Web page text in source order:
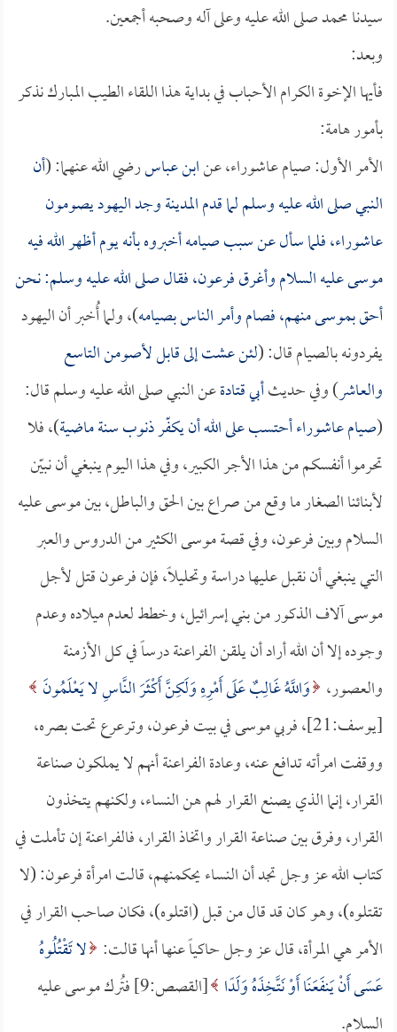
سيدنا محمد صلى الله عليه وعلى آله وصحبه أجمعين.
وبعد:
فأيها الإخوة الكرام الأحباب في بداية هذا اللقاء الطيب المبارك نذكر
بأمور هامة:
الأمر الأول: صيام عاشوراء، عنابن عباسرضي الله عنهما: (أن
النبي صلى الله عليه وسلم لما قدم المدينة وجد اليهود يصومون
عاشوراء، فلما سأل عن سبب صيامه أخبروه بأنه يوم أظهر الله فيه
موسى عليه السلام وأغرق فرعون، فقال صلى الله عليه وسلم: نحن
أحق بموسى منهم، فصام وأمر الناس بصيامه)، ولما أُخبر أن اليهود
يفردونه بالصيام قال: (لئن عشت إلى قابل لأصومن التاسع
والعاشر) وفي حديثأبي قتادةعن النبي صلى الله عليه وسلم قال:
(صيام عاشوراء أحتسب على الله أن يكفّر ذنوب سنة ماضية)، فلا
تحرموا أنفسكم من هذا الأجر الكبير، وفي هذا اليوم ينبغي أن نبيّن
لأبنائنا الصغار ما وقع من صراع بين الحق والباطل، بين موسى عليه
السلام وبين فرعون، وفي قصة موسى الكثير من الدروس والعبر
التي ينبغي أن نقبل عليها دراسة وتحليلاً، فإن فرعون قتل لأجل
موسى آلاف الذكور من بني إسرائيل، وخطط لعدم ميلاده وعدم
وجوده إلا أن الله أراد أن يلقن الفراعنة درساً في كل الأزمنة
والعصور، وَاللَّهُ غَالِبٌ عَلَى أَمْرِهِ وَلَكِنَّ أَكْثَرَ النَّاسِ لا يَعْلَمُونَ
[يوسف:21]، فربي موسى في بيت فرعون، وترعرع تحت بصره،
ووقفت امرأته تدافع عنه، وعادة الفراعنة أنهم لا يملكون صناعة
القرار، إنما الذي يصنع القرار لهم هن النساء، ولكنهم يتخذون
القرار، وفرق بين صناعة القرار واتخاذ القرار، فالفراعنة إن تأملت في
كتاب الله عز وجل تجد أن النساء يحكمنهم، قالت امرأة فرعون: (لا
تقتلوه)، وهو كان قد قال من قبل (اقتلوه)، فكان صاحب القرار في
الأمر هي المرأة، قال عز وجل حاكياً عنها أنها قالت: لا تَقْتُلُوهُ
عَسَى أَنْ يَنفَعَنَا أَوْ نَتَّخِذَهُ وَلَدًا
[القصص:9] فتُرك موسى عليه